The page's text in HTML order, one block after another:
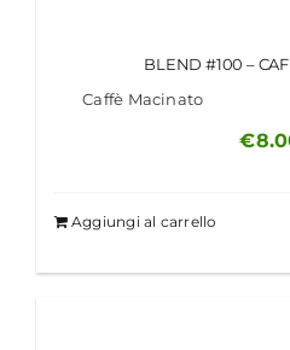
BLEND #100 –
Caffè Macinato
€
Aggiungi al carrello